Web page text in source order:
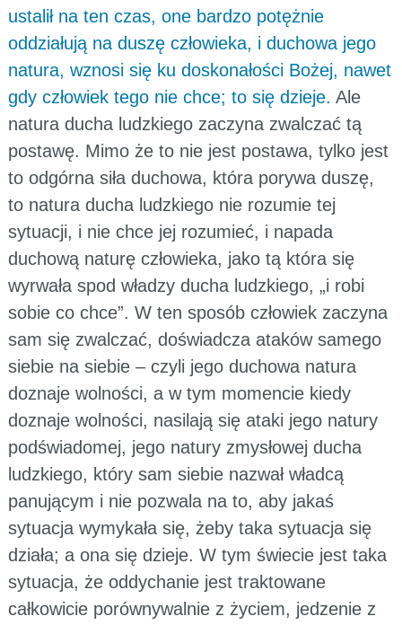
ustalił na ten czas, one bardzo potężnie
oddziałują na duszę człowieka, i duchowa jego
natura, wznosi się ku doskonałości Bożej, nawet
gdy człowiek tego nie chce; to się dzieje. Ale
natura ducha ludzkiego zaczyna zwalczać tą
postawę. Mimo że to nie jest postawa, tylko jest
to odgórna siła duchowa, która porywa duszę,
to natura ducha ludzkiego nie rozumie tej
sytuacji, i nie chce jej rozumieć, i napada
duchową naturę człowieka, jako tą która się
wyrwała spod władzy ducha ludzkiego, „i robi
sobie co chce”. W ten sposób człowiek zaczyna
sam się zwalczać, doświadcza ataków samego
siebie na siebie – czyli jego duchowa natura
doznaje wolności, a w tym momencie kiedy
doznaje wolności, nasilają się ataki jego natury
podświadomej, jego natury zmysłowej ducha
ludzkiego, który sam siebie nazwał władcą
panującym i nie pozwala na to, aby jakaś
sytuacja wymykała się, żeby taka sytuacja się
działa; a ona się dzieje. W tym świecie jest taka
sytuacja, że oddychanie jest traktowane
całkowicie porównywalnie z życiem, jedzenie z